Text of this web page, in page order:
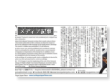
メディア記事